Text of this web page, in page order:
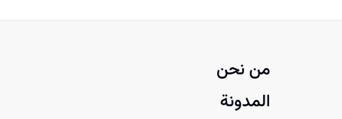
من نحن
المدونة